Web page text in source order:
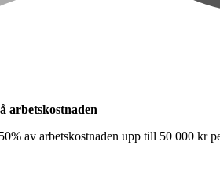
arbetskostnaden
av arbetskostnaden upp till 50 000 kr